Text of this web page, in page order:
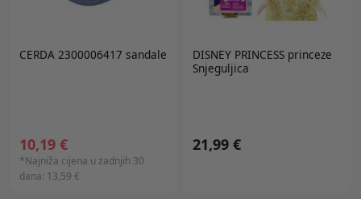
CERDA 2300006417 sandale
10,19 €
*Najniža cijena u zadnjih 30
dana: 13,59 €
DISNEY PRINCESS princeze
Snjeguljica
21,99 €